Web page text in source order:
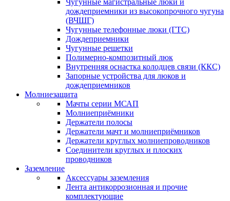
Чугунные магистральные люки и
дождеприемники из высокопрочного чугуна
(ВЧШГ)
Чугунные телефонные люки (ГТС)
Дождеприемники
Чугунные решетки
Полимерно-композитный люк
Внутренняя оснастка колодцев связи (ККС)
Запорные устройства для люков и
дождеприемников
Молниезащита
Мачты серии МСАП
Молниеприёмники
Держатели полосы
Держатели мачт и молниеприёмников
Держатели круглых молниепроводников
Cоединители круглых и плоских
проводников
Заземление
Аксессуары заземления
Лента антикоррозионная и прочие
комплектующие